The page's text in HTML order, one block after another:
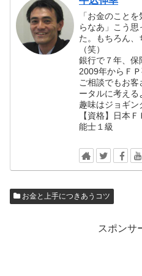
「お金のこと
らなあ」こう
た。もちろん、
（笑）
銀行で７年、保
2009年からＦ
ご相談でもお客
ータルに考える
趣味はジョギン
【資格】日本
能士１級
お金と上手につきあうコツ
スポンサ